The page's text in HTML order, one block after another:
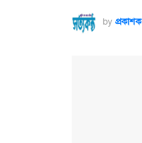
by প্রকাশক